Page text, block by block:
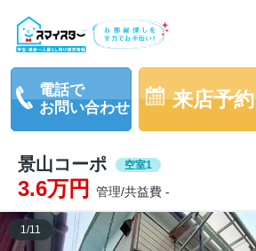
電話で
お問い合わせ
来店予約
景山コーポ 空室1
3.6万円 管理/共益費 -
1/11